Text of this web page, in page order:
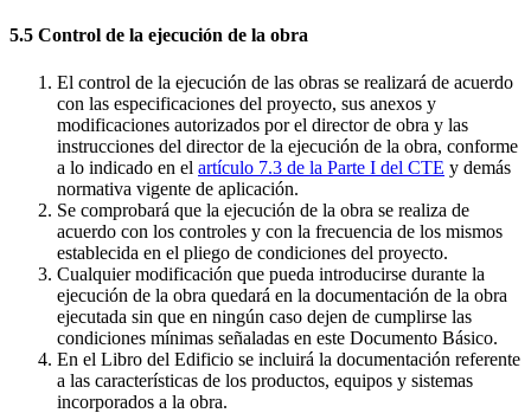
5.5 Control de la ejecución de la obra
El control de la ejecución de las obras se realizará de acuerdo
con las especificaciones del proyecto, sus anexos y
modificaciones autorizados por el director de obra y las
instrucciones del director de la ejecución de la obra, conforme
a lo indicado en el artículo 7.3 de la Parte I del CTE y demás
normativa vigente de aplicación.
Se comprobará que la ejecución de la obra se realiza de
acuerdo con los controles y con la frecuencia de los mismos
establecida en el pliego de condiciones del proyecto.
Cualquier modificación que pueda introducirse durante la
ejecución de la obra quedará en la documentación de la obra
ejecutada sin que en ningún caso dejen de cumplirse las
condiciones mínimas señaladas en este Documento Básico.
En el Libro del Edificio se incluirá la documentación referente
a las características de los productos, equipos y sistemas
incorporados a la obra.